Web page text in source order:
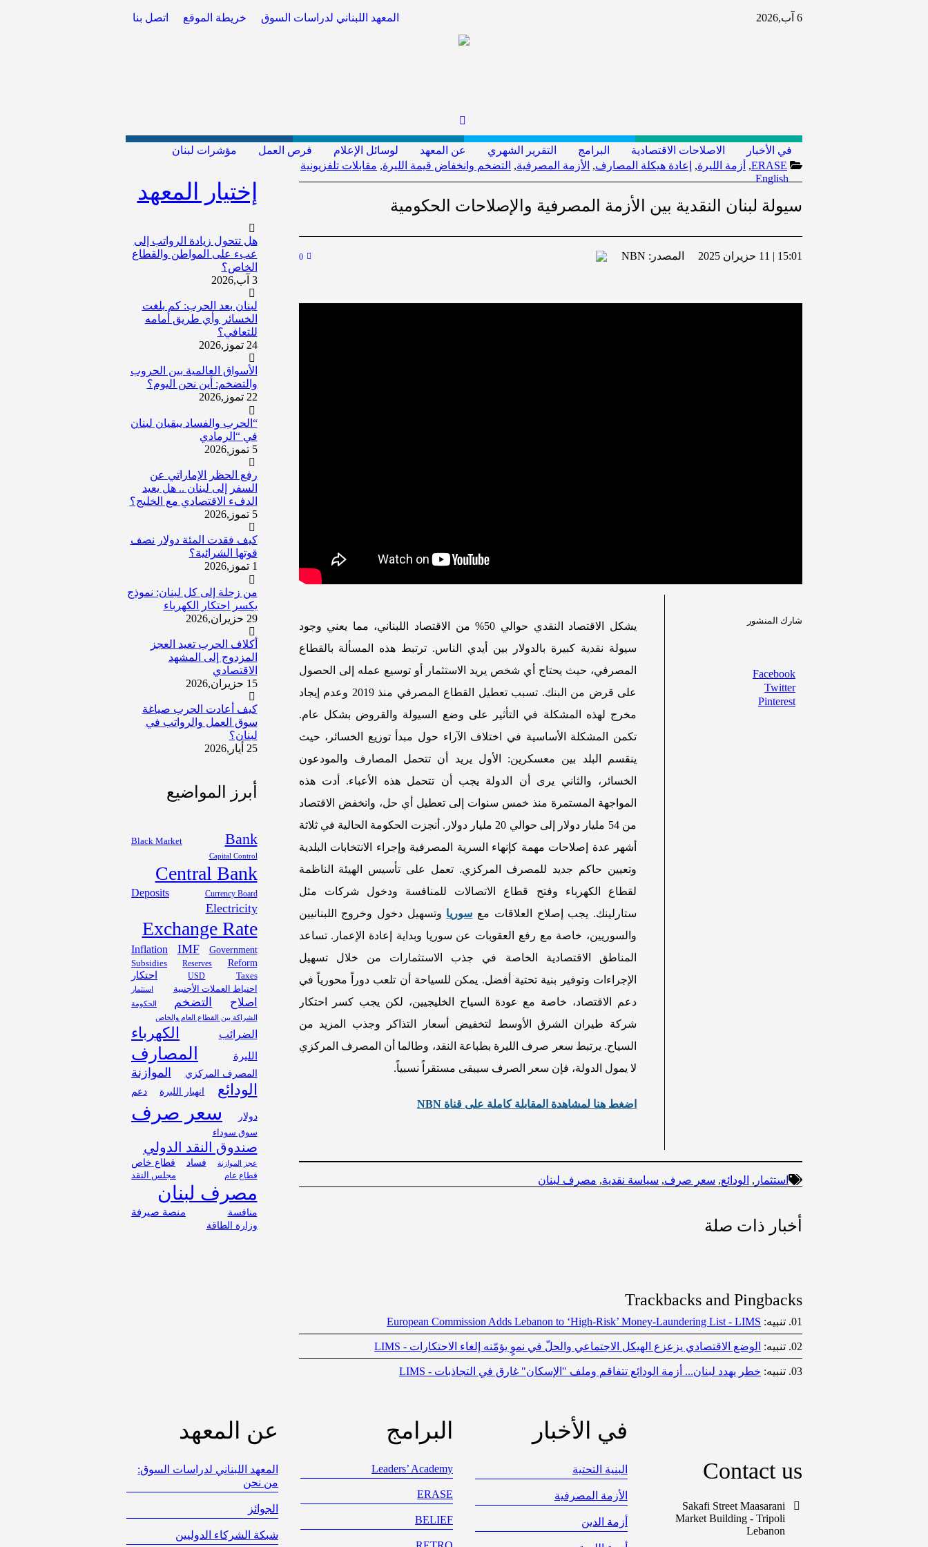
المعهد اللبناني لدراسات السوق خريطة الموقع اتصل بنا 6 آب,2026
في الأخبار الاصلاحات الاقتصادية البرامج التقرير الشهري عن المعهد لوسائل الإعلام فرص العمل مؤشرات لبنان
English
ERASE
, أزمة الليرة, إعادة هيكلة المصارف, الأزمة المصرفية, التضخم وانخفاض قيمة الليرة, مقابلات تلفزيونية
سيولة لبنان النقدية بين الأزمة المصرفية والإصلاحات الحكومية
15:01 | 11 حزيران 2025 المصدر: NBN
0
شارك المنشور
Facebook
Twitter
Pinterest
يشكل الاقتصاد النقدي حوالي 50% من الاقتصاد اللبناني، مما يعني وجود
سيولة نقدية كبيرة بالدولار بين أيدي الناس. ترتبط هذه المسألة بالقطاع
المصرفي، حيث يحتاج أي شخص يريد الاستثمار أو توسيع عمله إلى الحصول
على قرض من البنك. تسبب تعطيل القطاع المصرفي منذ 2019 وعدم إيجاد
مخرج لهذه المشكلة في التأثير على وضع السيولة والقروض بشكل عام.
تكمن المشكلة الأساسية في اختلاف الآراء حول مبدأ توزيع الخسائر، حيث
ينقسم البلد بين معسكرين: الأول يريد أن تتحمل المصارف والمودعون
الخسائر، والثاني يرى أن الدولة يجب أن تتحمل هذه الأعباء. أدت هذه
المواجهة المستمرة منذ خمس سنوات إلى تعطيل أي حل، وانخفض الاقتصاد
من 54 مليار دولار إلى حوالي 20 مليار دولار. أنجزت الحكومة الحالية في ثلاثة
أشهر عدة إصلاحات مهمة كإنهاء السرية المصرفية وإجراء الانتخابات البلدية
وتعيين حاكم جديد للمصرف المركزي. تعمل على تأسيس الهيئة الناظمة
لقطاع الكهرباء وفتح قطاع الاتصالات للمنافسة ودخول شركات مثل
ستارلينك. يجب إصلاح العلاقات مع سوريا وتسهيل دخول وخروج اللبنانيين
والسوريين، خاصة مع رفع العقوبات عن سوريا وبداية إعادة الإعمار. تساعد
المناطق الاقتصادية الخاصة في جذب الاستثمارات من خلال تسهيل
الإجراءات وتوفير بنية تحتية أفضل. يمكن للسياحة أن تلعب دوراً محورياً في
دعم الاقتصاد، خاصة مع عودة السياح الخليجيين، لكن يجب كسر احتكار
شركة طيران الشرق الأوسط لتخفيض أسعار التذاكر وجذب المزيد من
السياح. يرتبط سعر صرف الليرة بطباعة النقد، وطالما أن المصرف المركزي
لا يمول الدولة، فإن سعر الصرف سيبقى مستقراً نسبياً.
اضغط هنا لمشاهدة المقابلة كاملة على قناة NBN
استثمار , الودائع, سعر صرف, سياسة نقدية, مصرف لبنان
أخبار ذات صلة
Trackbacks and Pingbacks
تنبيه: European Commission Adds Lebanon to ‘High‑Risk’ Money‑Laundering List - LIMS
تنبيه: الوضع الاقتصادي يزعزع الهيكل الاجتماعي والحلّ في نموٍ يؤمّنه إلغاء الاحتكارات - LIMS
تنبيه: خطر يهدد لبنان... أزمة الودائع تتفاقم وملف "الإسكان" غارق في التجاذبات - LIMS
إختيار المعهد
هل تتحول زيادة الرواتب إلى
عبء على المواطن والقطاع
الخاص؟
3 آب,2026
لبنان بعد الحرب: كم بلغت
الخسائر وأي طريق أمامه
للتعافي؟
24 تموز,2026
الأسواق العالمية بين الحروب
والتضخم: أين نحن اليوم؟
22 تموز,2026
“الحرب والفساد يبقيان لبنان
في “الرمادي
5 تموز,2026
رفع الحظر الإماراتي عن
السفر إلى لبنان .. هل يعيد
الدفء الاقتصادي مع الخليج؟
5 تموز,2026
كيف فقدت المئة دولار نصف
قوتها الشرائية؟
1 تموز,2026
من زحلة إلى كل لبنان: نموذج
يكسر احتكار الكهرباء
29 حزيران,2026
أكلاف الحرب تعيد العجز
المزدوج إلى المشهد
الاقتصادي
15 حزيران,2026
كيف أعادت الحرب صياغة
سوق العمل والرواتب في
لبنان؟
25 أيار,2026
أبرز المواضيع
Bank
Black Market
Capital Control
Central Bank
Currency Board
Deposits
Electricity
Exchange Rate
Government
IMF
Inflation
Reform
Reserves
Subsidies
Taxes
USD احتكار
احتياط العملات الأجنبية استثمار
اصلاح التضخم الحكومة
الشراكة بين القطاع العام والخاص
الضرائب الكهرباء
الليرة المصارف
المصرف المركزي الموازنة
الودائع انهيار الليرة دعم
دولار سعر صرف
سوق سوداء
صندوق النقد الدولي
عجز الموازنة فساد قطاع خاص
قطاع عام مجلس النقد
مصرف لبنان
منافسة منصة صيرفة
وزارة الطاقة
Contact us
Sakafi Street Maasarani
Market Building - Tripoli
Lebanon
في الأخبار
البنية التحتية
الأزمة المصرفية
أزمة الدين
البرامج
Leaders’ Academy
ERASE
BELIEF
عن المعهد
المعهد اللبناني لدراسات السوق:
من نحن
الجوائز
شبكة الشركاء الدوليين